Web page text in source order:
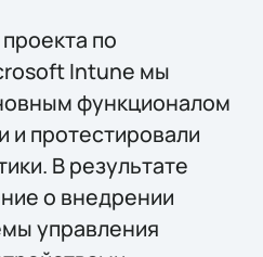
по
Intune мы
функционалом
и протестировали
В результате
о внедрении
управления